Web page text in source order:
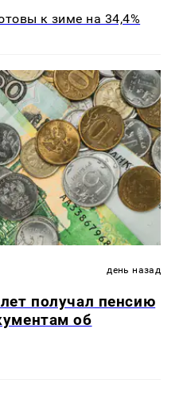
к зиме на 34,4%
день назад
получал пенсию
об